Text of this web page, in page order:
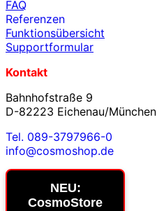
FAQ
Referenzen
Funktionsübersicht
Supportformular
Kontakt
Bahnhofstraße 9
D-82223 Eichenau/München
Tel. 089-3797966-0
info@cosmoshop.de
NEU:
CosmoStore